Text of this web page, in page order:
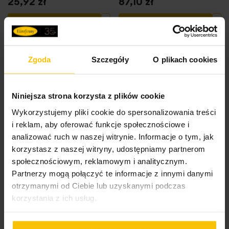
Zgoda Szczegóły O plikach cookies
Niniejsza strona korzysta z plików cookie
Wykorzystujemy pliki cookie do spersonalizowania treści
i reklam, aby oferować funkcje społecznościowe i
analizować ruch w naszej witrynie. Informacje o tym, jak
korzystasz z naszej witryny, udostępniamy partnerom
społecznościowym, reklamowym i analitycznym.
Partnerzy mogą połączyć te informacje z innymi danymi
otrzymanymi od Ciebie lub uzyskanymi podczas
korzystania z ich usług.
do listy życzeń Dodaj do listy życzeń
Opinie o produkcie
100%
Gustownie się prezentuje. Bardzo starannie wykonana.
Recenzowany przezAgnieszka
Wysłany na 23.02.2026
High-contrast mode